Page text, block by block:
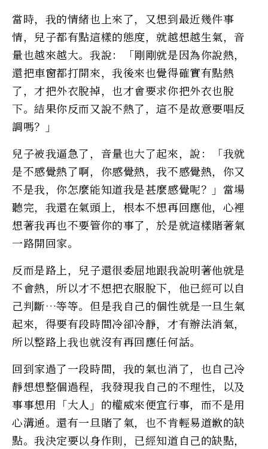
當時，我的情緒也上來了，又想到最近幾件事
情，兒子都有點這樣的態度，就越想越生氣，音
量也越來越大。我說：「剛剛就是因為你說熱，
還把車窗都打開來，我後來也覺得確實有點熱
了，才把外衣脫掉，也才會要求你把外衣也脫
下。結果你反而又說不熱了，這不是故意要唱反
調嗎？」
兒子被我逼急了，音量也大了起來，說：「我就
是不感覺熱了啊，你感覺熱，我不感覺熱，你又
不是我，你怎麼能知道我是甚麼感覺呢？」當場
聽完，我還在氣頭上，根本不想再回應他，心裡
想著我再也不要管你的事了，於是就這樣賭著氣
一路開回家。
反而是路上，兒子還很委屈地跟我說明著他就是
不會熱，所以才不想把衣服脫下，他已經可以自
己判斷…等等。但是我自己的個性就是一旦生氣
起來，得要有段時間冷卻冷靜，才有辦法消氣，
所以整路上我也就沒有再回應任何話。
回到家過了一段時間，我的氣也消了，也自己冷
靜想想整個過程，我發現我自己的不理性，以及
事事想用「大人」的權威來便宜行事，而不是用
心溝通。還有一旦賭了氣，也不肯輕易道歉的缺
點。我決定要以身作則，已經知道自己的缺點，